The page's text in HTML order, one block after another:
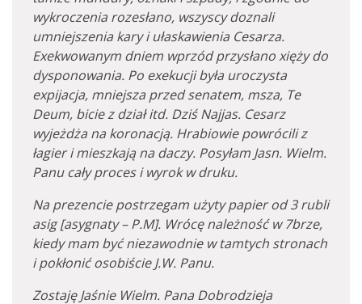
wykroczenia rozesłano, wszyscy doznali
umniejszenia kary i ułaskawienia Cesarza.
Exekwowanym dniem wprzód przysłano xięży do
dysponowania. Po exekucji była uroczysta
expijacja, mniejsza przed senatem, msza, Te
Deum, bicie z dział itd. Dziś Najjas. Cesarz
wyjeżdża na koronacją. Hrabiowie powrócili z
łagier i mieszkają na daczy. Posyłam Jasn. Wielm.
Panu cały proces i wyrok w druku.
Na prezencie postrzegam użyty papier od 3 rubli
asig [asygnaty – P.M]. Wrócę należność w 7brze,
kiedy mam być niezawodnie w tamtych stronach
i pokłonić osobiście J.W. Panu.
Zostaję Jaśnie Wielm. Pana Dobrodzieja